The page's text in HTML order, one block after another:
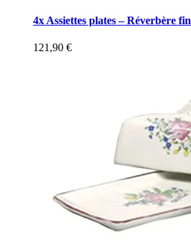
4x Assiettes plates – Réverbère fin
121,90 €